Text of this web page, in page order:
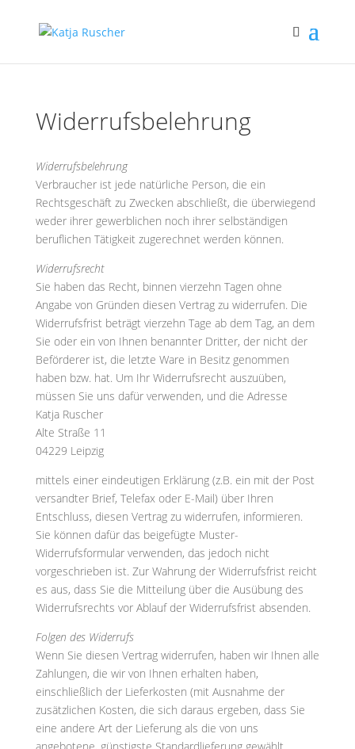
Widerrufsbelehrung
Widerrufsbelehrung
Verbraucher ist jede natürliche Person, die ein
Rechtsgeschäft zu Zwecken abschließt, die überwiegend
weder ihrer gewerblichen noch ihrer selbständigen
beruflichen Tätigkeit zugerechnet werden können.
Widerrufsrecht
Sie haben das Recht, binnen vierzehn Tagen ohne
Angabe von Gründen diesen Vertrag zu widerrufen. Die
Widerrufsfrist beträgt vierzehn Tage ab dem Tag, an dem
Sie oder ein von Ihnen benannter Dritter, der nicht der
Beförderer ist, die letzte Ware in Besitz genommen
haben bzw. hat. Um Ihr Widerrufsrecht auszuüben,
müssen Sie uns dafür verwenden, und die Adresse
Katja Ruscher
Alte Straße 11
04229 Leipzig
mittels einer eindeutigen Erklärung (z.B. ein mit der Post
versandter Brief, Telefax oder E-Mail) über Ihren
Entschluss, diesen Vertrag zu widerrufen, informieren.
Sie können dafür das beigefügte Muster-
Widerrufsformular verwenden, das jedoch nicht
vorgeschrieben ist. Zur Wahrung der Widerrufsfrist reicht
es aus, dass Sie die Mitteilung über die Ausübung des
Widerrufsrechts vor Ablauf der Widerrufsfrist absenden.
Folgen des Widerrufs
Wenn Sie diesen Vertrag widerrufen, haben wir Ihnen alle
Zahlungen, die wir von Ihnen erhalten haben,
einschließlich der Lieferkosten (mit Ausnahme der
zusätzlichen Kosten, die sich daraus ergeben, dass Sie
eine andere Art der Lieferung als die von uns